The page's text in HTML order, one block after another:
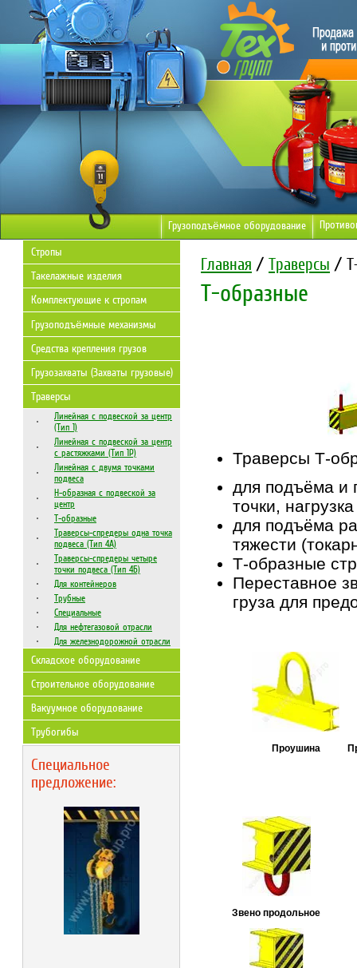
Грузоподъёмное оборудование
Стропы
Такелажные изделия
Комплектующие к стропам
Грузоподъёмные механизмы
Средства крепления грузов
Грузозахваты (Захваты грузовые)
Траверсы
Линейная с подвеской за центр
(Тип 1)
Линейная с подвеской за центр
с растяжками (Тип 1Р)
Линейная с двумя точками
подвеса
Н-образная с подвеской за
центр
Т-образные
Траверсы-спредеры одна точка
подвеса (Тип 4А)
Траверсы-спредеры четыре
точки подвеса (Тип 4Б)
Для контейнеров
Трубные
Специальные
Для нефтегазовой отрасли
Для железнодорожной отрасли
Складское оборудование
Строительное оборудование
Вакуумное оборудование
Трубогибы
Специальное
предложение:
Главная / Траверсы /
Т-образные
Траверсы Т-
для подъёма и
точки,
для подъёма
тяжести
Т-образные
Переставное
груза для
Проушина
Звено продольное